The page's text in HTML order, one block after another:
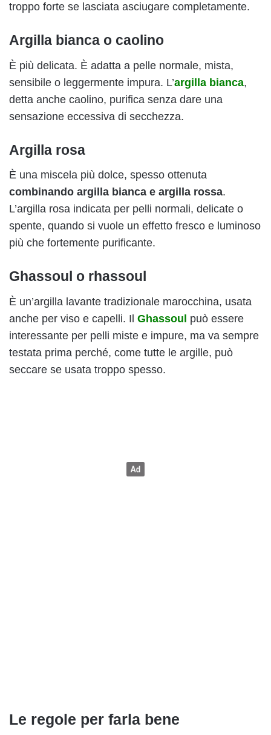
troppo forte se lasciata asciugare completamente.
Argilla bianca o caolino
È più delicata. È adatta a pelle normale, mista,
sensibile o leggermente impura. L’argilla bianca,
detta anche caolino, purifica senza dare una
sensazione eccessiva di secchezza.
Argilla rosa
È una miscela più dolce, spesso ottenuta
combinando argilla bianca e argilla rossa.
L’argilla rosa indicata per pelli normali, delicate o
spente, quando si vuole un effetto fresco e luminoso
più che fortemente purificante.
Ghassoul o rhassoul
È un’argilla lavante tradizionale marocchina, usata
anche per viso e capelli. Il Ghassoul può essere
interessante per pelli miste e impure, ma va sempre
testata prima perché, come tutte le argille, può
seccare se usata troppo spesso.
Le regole per farla bene